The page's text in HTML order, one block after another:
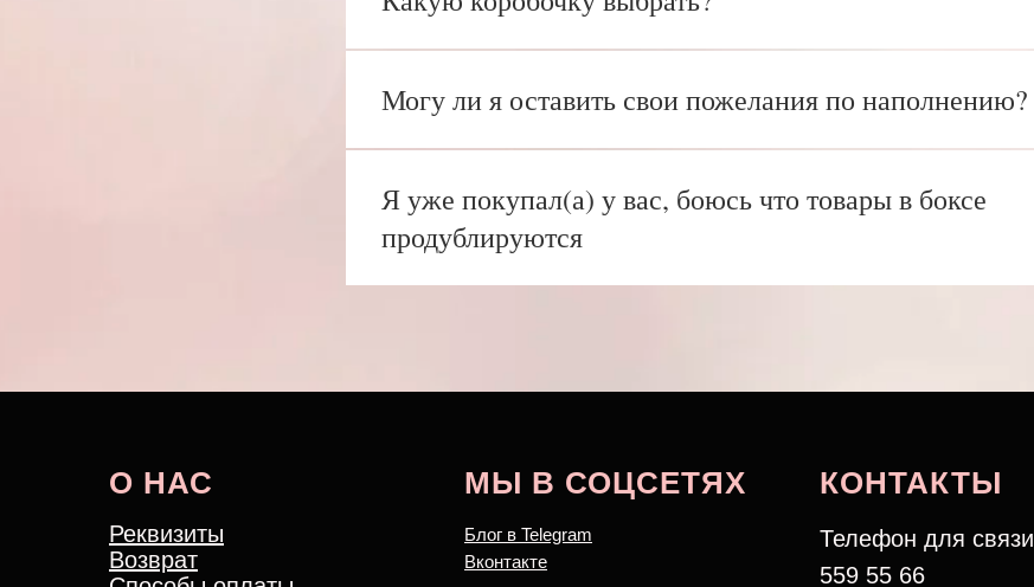
Могу ли я оставить свои пожелания по наполнению?
Я уже покупал(а) у вас, боюсь что товары в боксе
продублируются
О НАС
Реквизиты
Возврат
МЫ В СОЦСЕТЯХ
Блог в Telegram
Вконтакте
КОНТАКТЫ
Телефон для связи
559 55 66